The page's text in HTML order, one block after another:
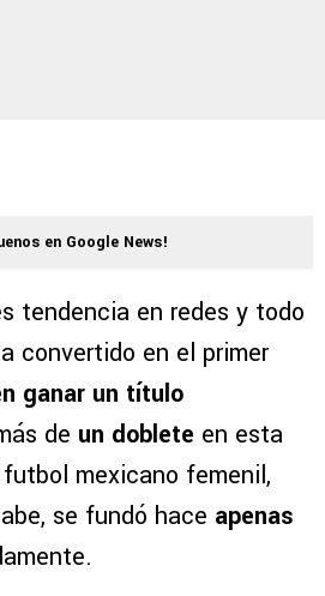
en Google News!
tendencia en redes y todo
convertido en el primer
ganar un título
de un doblete en esta
futbol mexicano femenil,
se fundó hace apenas